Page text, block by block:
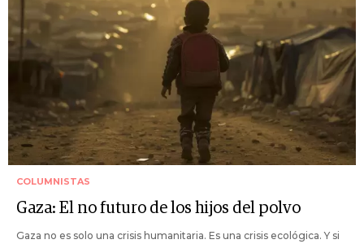
COLUMNISTAS
Gaza: El no futuro de los hijos del polvo
Gaza no es solo una crisis humanitaria. Es una crisis ecológica. Y si